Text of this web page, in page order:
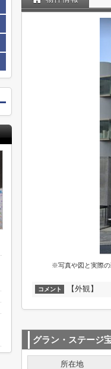
※写真や図と実際の
コメント 【外観】
グラン・ステージ
所在地